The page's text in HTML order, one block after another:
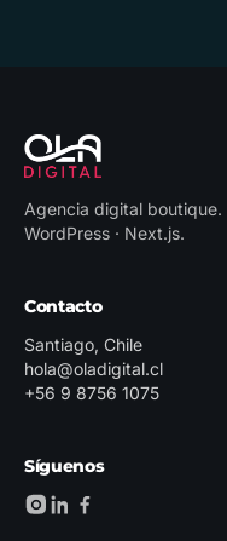
Agencia digital boutique.
WordPress · Next.js.
Contacto
Santiago, Chile
hola@oladigital.cl
+56 9 8756 1075
Síguenos